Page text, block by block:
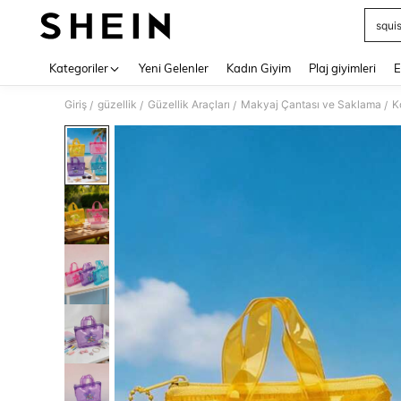
Kategoriler Yeni Gelenler Kadın Giyim Plaj giyimleri
Giriş / güzellik / Güzellik Araçları / Makyaj Çantası ve Saklama /